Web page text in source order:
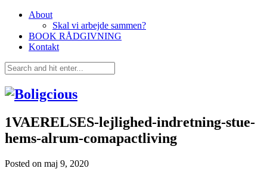
About
Skal vi arbejde sammen?
BOOK RÅDGIVNING
Kontakt
1VAERELSES-lejlighed-indretning-stue-
hems-alrum-comapactliving
Posted on maj 9, 2020